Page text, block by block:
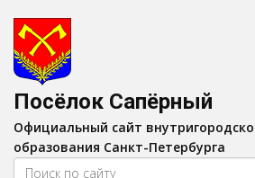
Изображения:
Цвет:A A
Посёлок Сапёрный
Официальный сайт
образования Санкт-Петербурга